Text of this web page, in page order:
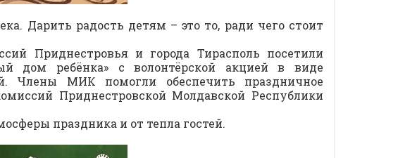
Дарить радость детям – это то, ради чего стоит
Приднестровья и города Тирасполь посетили
дом ребёнка» с волонтёрской акцией в виде
Члены МИК помогли обеспечить праздничное
Приднестровской Молдавской Республики
праздника и от тепла гостей.